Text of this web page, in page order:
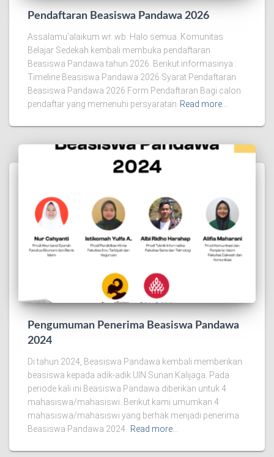
Pendaftaran Beasiswa Pandawa 2026
Assalamu’alaikum wr. wb. Halo semua. Komunitas
Belajar Sedekah kembali membuka pendaftaran
Beasiswa Pandawa tahun 2026. Berikut informasinya :
Timeline Beasiswa Pandawa 2026 Syarat Pendaftaran
Beasiswa Pandawa 2026 Form Pendaftaran Bagi calon
pendaftar yang memenuhi persyaratan Read more…
Pengumuman Penerima Beasiswa Pandawa
2024
Di tahun 2024, Beasiswa Pandawa kembali memberikan
beasiswa kepada adik-adik UIN Sunan Kalijaga. Pada
periode kali ini Beasiswa Pandawa diberikan untuk 4
mahasiswa/mahasiswi. Berikut kami umumkan 4
mahasiswa/mahasiswi yang berhak menjadi penerima
Beasiswa Pandawa 2024.
Read more…